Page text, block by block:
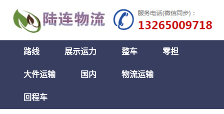
路线 展示运力 整车 零担
大件运输 国内 物流运输
回程车